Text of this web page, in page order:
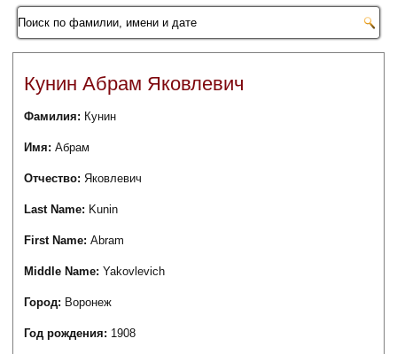
Кунин Абрам Яковлевич
Фамилия: Кунин
Имя:Абрам
Отчество:Яковлевич
Last Name: Kunin
First Name:Abram
Middle Name:Yakovlevich
Город: Воронеж
Год рождения: 1908